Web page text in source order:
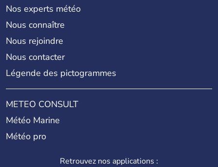
Nos experts météo
Nous connaître
Nous rejoindre
Nous contacter
Légende des pictogrammes
METEO CONSULT
Météo Marine
Météo pro
Retrouvez nos applications :